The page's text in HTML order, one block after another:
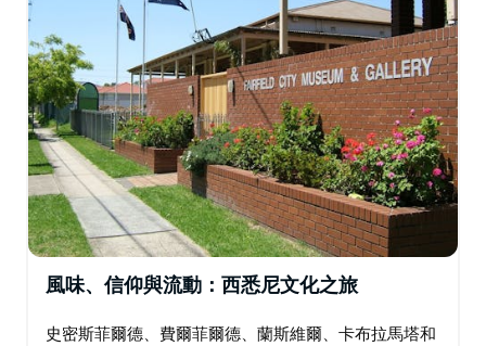
風味、信仰與流動：西悉尼文化之旅
史密斯菲爾德、費爾菲爾德、蘭斯維爾、卡布拉馬塔和